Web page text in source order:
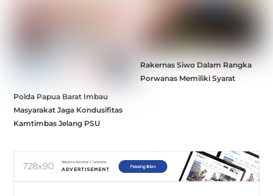
Polda Papua Barat Imbau
Masyarakat Jaga Kondusifitas
Kamtimbas Jelang PSU
Rakernas Siwo Dalam Rangka
Porwanas Memiliki Syarat